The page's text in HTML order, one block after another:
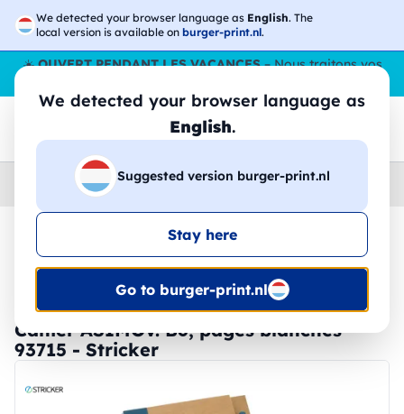
We detected your browser language as English. The
local version is available on burger-print.nl.
We detected your browser language as
English.
Suggested version burger-print.nl
Stay here
Go to burger-print.nl
☀️OUVERT PENDANT LES VACANCES– Nous traitons vos
Papeterie › blocs-notes-personnalises
🔥 Impression DTF à -30 %
Cahier ASIMOV. B6, pages blanches -
93715 - Stricker